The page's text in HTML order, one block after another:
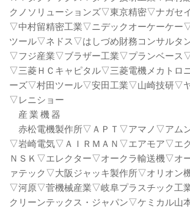
クノソリューションズ▽東京精密▽ナガセ
▽中村留精密工業▽ニデックオーケーケー
ツール▽ネドス▽はしづめ財務コンサルタ
▽フジ産業▽ブラザー工業▽プランベース
▽三菱ＨＣキャピタル▽三菱電機メカトロ
ーズ▽村田ツール▽安田工業▽山崎技研▽
▽レニショー
産 業 機 器
赤松電機製作所▽ＡＰＴ▽アマノ▽アム
▽岩崎電気▽ＡＩＲＭＡＮ▽エアモア▽エ
ＮＳＫ▽エレクター▽オークラ輸送機▽オ
ァテック▽大阪ジャッキ製作所▽オリオン
▽河原▽菅機械産業▽岐阜プラスチック工
クリーンテックス・ジャパン▽ケミカル